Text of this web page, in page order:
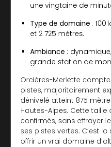
une vingtaine de
Type de domaine : 100
et 2 725 mètres.
Ambiance :
grande station de
Orcières-Merlette
pistes, majoritairement
dénivelé atteint 875
Hautes-Alpes. Cette taille
confirmés, sans effrayer
ses pistes vertes. C’est
offrir un vrai domaine